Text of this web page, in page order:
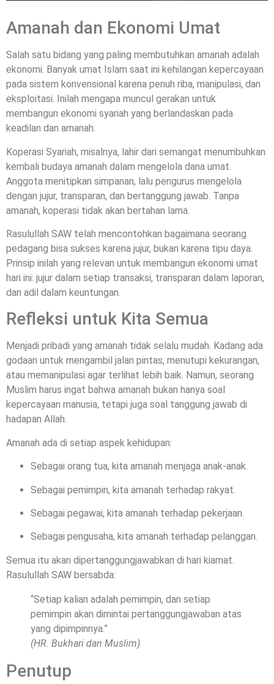
Amanah dan Ekonomi Umat
Salah satu bidang yang paling membutuhkan amanah adalah
ekonomi. Banyak umat Islam saat ini kehilangan kepercayaan
pada sistem konvensional karena penuh riba, manipulasi, dan
eksploitasi. Inilah mengapa muncul gerakan untuk
membangun ekonomi syariah yang berlandaskan pada
keadilan dan amanah.
Koperasi Syariah, misalnya, lahir dari semangat menumbuhkan
kembali budaya amanah dalam mengelola dana umat.
Anggota menitipkan simpanan, lalu pengurus mengelola
dengan jujur, transparan, dan bertanggung jawab. Tanpa
amanah, koperasi tidak akan bertahan lama.
Rasulullah SAW telah mencontohkan bagaimana seorang
pedagang bisa sukses karena jujur, bukan karena tipu daya.
Prinsip inilah yang relevan untuk membangun ekonomi umat
hari ini: jujur dalam setiap transaksi, transparan dalam laporan,
dan adil dalam keuntungan.
Refleksi untuk Kita Semua
Menjadi pribadi yang amanah tidak selalu mudah. Kadang ada
godaan untuk mengambil jalan pintas, menutupi kekurangan,
atau memanipulasi agar terlihat lebih baik. Namun, seorang
Muslim harus ingat bahwa amanah bukan hanya soal
kepercayaan manusia, tetapi juga soal tanggung jawab di
hadapan Allah.
Amanah ada di setiap aspek kehidupan:
Sebagai orang tua, kita amanah menjaga anak-anak.
Sebagai pemimpin, kita amanah terhadap rakyat.
Sebagai pegawai, kita amanah terhadap pekerjaan.
Sebagai pengusaha, kita amanah terhadap pelanggan.
Semua itu akan dipertanggungjawabkan di hari kiamat.
Rasulullah SAW bersabda:
“Setiap kalian adalah pemimpin, dan setiap
pemimpin akan dimintai pertanggungjawaban atas
yang dipimpinnya.”
(HR. Bukhari dan Muslim)
Penutup